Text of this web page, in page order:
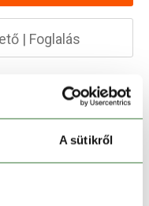
A sütikről
| Foglalás
felett